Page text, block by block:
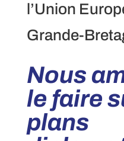
l’Union
Grande-
Nous
le faire
plans